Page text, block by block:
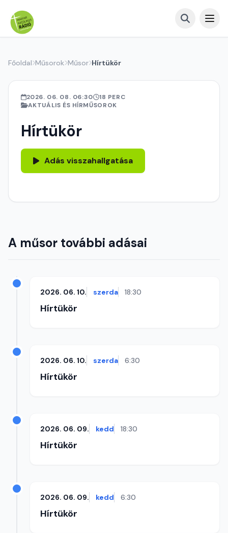
Főoldal Műsorok Műsor Hírtükör
2026. 06. 08. 06:30
18 PERC
AKTUÁLIS ÉS HÍRMŰSOROK
Hírtükör
Adás visszahallgatása
A műsor további adásai
2026. 06. 10. szerda 18:30
Hírtükör
2026. 06. 10. szerda 6:30
Hírtükör
2026. 06. 09. kedd 18:30
Hírtükör
2026. 06. 09. kedd 6:30
Hírtükör